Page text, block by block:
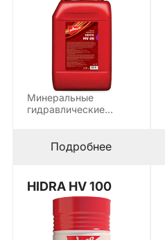
Минеральные
гидравлические
среды в
гидростатических…
Подробнее
HIDRA HV 100